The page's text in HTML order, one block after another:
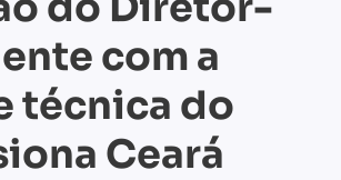
com a
técnica do
Ceará